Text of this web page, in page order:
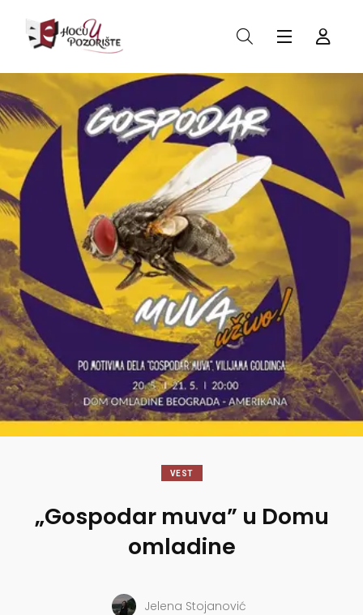
VEST
„Gospodar muva” u Domu
omladine
Jelena Stojanović